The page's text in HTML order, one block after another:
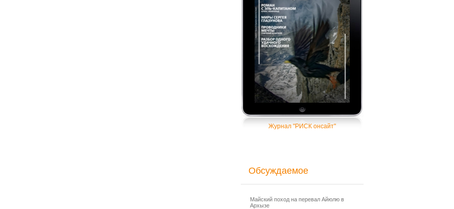
Журнал "РИСК онсайт"
Обсуждаемое
Майский поход на перевал Айюлю в
Архызе